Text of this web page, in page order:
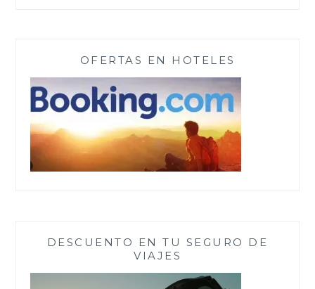
OFERTAS EN HOTELES
DESCUENTO EN TU SEGURO DE
VIAJES